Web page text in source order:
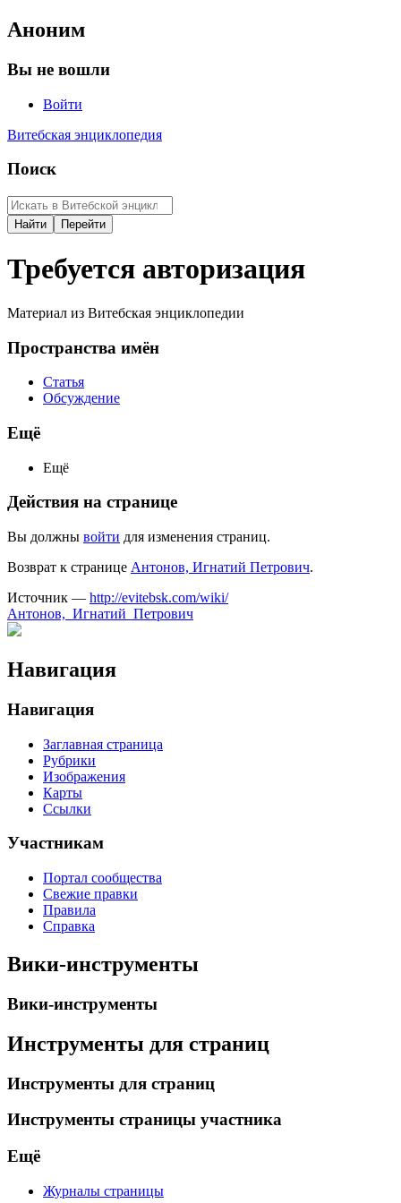
Аноним
Вы не вошли
Войти
Витебская энциклопедия
Поиск
Требуется авторизация
Материал из Витебская энциклопедии
Пространства имён
Статья
Обсуждение
Ещё
Ещё
Действия на странице
Вы должны войти для изменения страниц.
Возврат к странице Антонов, Игнатий Петрович.
Источник — http://evitebsk.com/wiki/
Антонов,_Игнатий_Петрович
Навигация
Навигация
Заглавная страница
Рубрики
Изображения
Карты
Ссылки
Участникам
Портал сообщества
Свежие правки
Правила
Справка
Вики-инструменты
Вики-инструменты
Инструменты для страниц
Инструменты для страниц
Инструменты страницы участника
Ещё
Журналы страницы